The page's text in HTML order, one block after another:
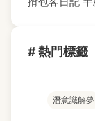
# 熱門標籤
潛意識解夢